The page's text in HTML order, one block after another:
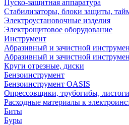
Пуско-защитная аппаратура
Стабилизаторы, блоки защиты,
Электроустановочные изделия
Электрощитовое оборудование
Инструмент
Абразивный и зачистной
Абразивный и зачистной
Круги отрезные, диски
Бензоинструмент
Бензоинструмент OASIS
Опрессовщики, трубогибы,
Расходные материалы к
Биты
Буры